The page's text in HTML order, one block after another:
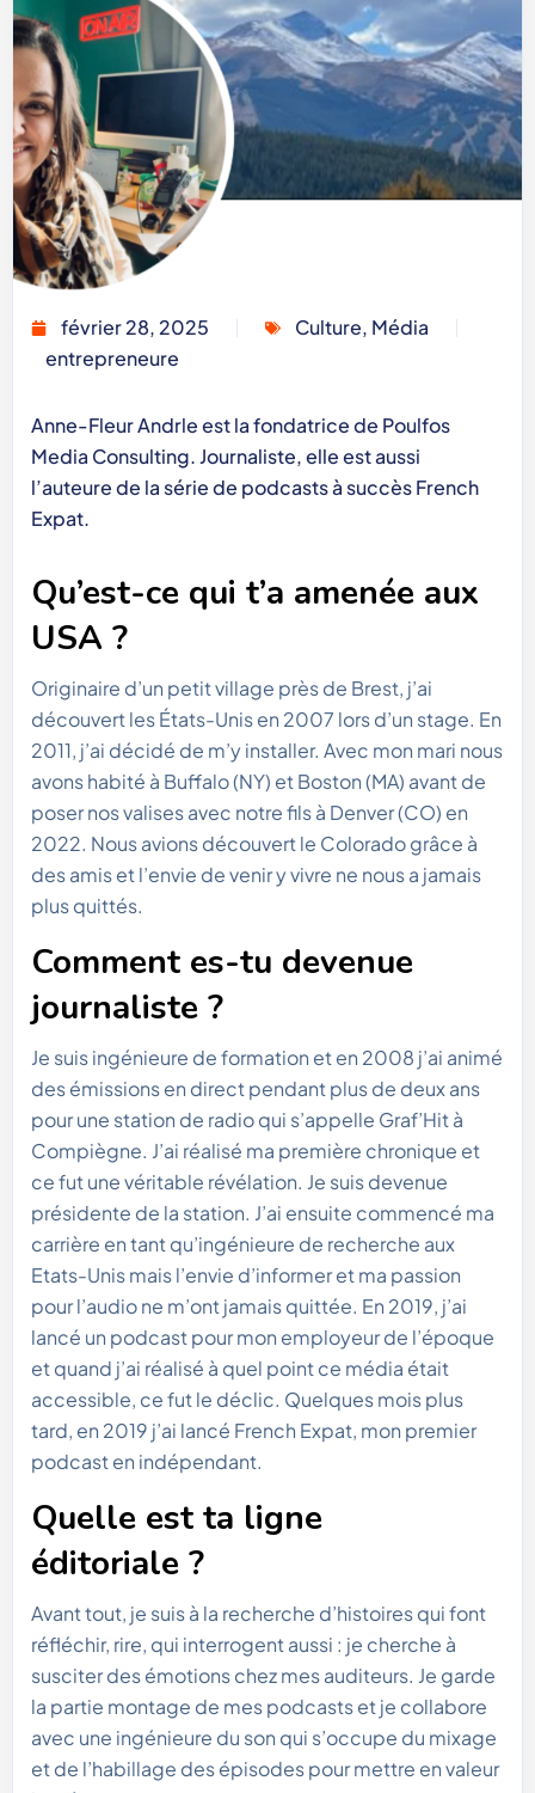
février 28, 2025 Culture, Média
entrepreneure
Anne-Fleur Andrle est la fondatrice de Poulfos
Media Consulting. Journaliste, elle est aussi
l’auteure de la série de podcasts à succès French
Expat.
Qu’est-ce qui t’a amenée aux
USA ?
Originaire d’un petit village près de Brest, j’ai
découvert les États-Unis en 2007 lors d’un stage. En
2011, j’ai décidé de m’y installer. Avec mon mari nous
avons habité à Buffalo (NY) et Boston (MA) avant de
poser nos valises avec notre fils à Denver (CO) en
2022. Nous avions découvert le Colorado grâce à
des amis et l’envie de venir y vivre ne nous a jamais
plus quittés.
Comment es-tu devenue
journaliste ?
Je suis ingénieure de formation et en 2008 j’ai animé
des émissions en direct pendant plus de deux ans
pour une station de radio qui s’appelle Graf’Hit à
Compiègne. J’ai réalisé ma première chronique et
ce fut une véritable révélation. Je suis devenue
présidente de la station. J’ai ensuite commencé ma
carrière en tant qu’ingénieure de recherche aux
Etats-Unis mais l’envie d’informer et ma passion
pour l’audio ne m’ont jamais quittée. En 2019, j’ai
lancé un podcast pour mon employeur de l’époque
et quand j’ai réalisé à quel point ce média était
accessible, ce fut le déclic. Quelques mois plus
tard, en 2019 j’ai lancé French Expat, mon premier
podcast en indépendant.
Quelle est ta ligne
éditoriale ?
Avant tout, je suis à la recherche d’histoires qui font
réfléchir, rire, qui interrogent aussi : je cherche à
susciter des émotions chez mes auditeurs. Je garde
la partie montage de mes podcasts et je collabore
avec une ingénieure du son qui s’occupe du mixage
et de l’habillage des épisodes pour mettre en valeur